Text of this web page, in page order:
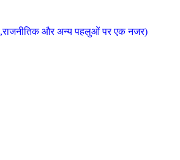
और अन्य पहलुओं पर एक नजर)